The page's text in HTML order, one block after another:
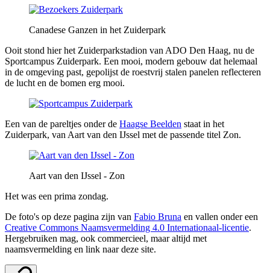
Canadese Ganzen in het Zuiderpark
Ooit stond hier het Zuiderparkstadion van ADO Den Haag, nu de
Sportcampus Zuiderpark. Een mooi, modern gebouw dat helemaal
in de omgeving past, gepolijst de roestvrij stalen panelen reflecteren
de lucht en de bomen erg mooi.
Een van de pareltjes onder de Haagse Beelden staat in het
Zuiderpark, van Aart van den IJssel met de passende titel Zon.
Aart van den IJssel - Zon
Het was een prima zondag.
De foto's op deze pagina zijn van Fabio Bruna en vallen onder een
Creative Commons Naamsvermelding 4.0 Internationaal-licentie.
Hergebruiken mag, ook commercieel, maar altijd met
naamsvermelding en link naar deze site.